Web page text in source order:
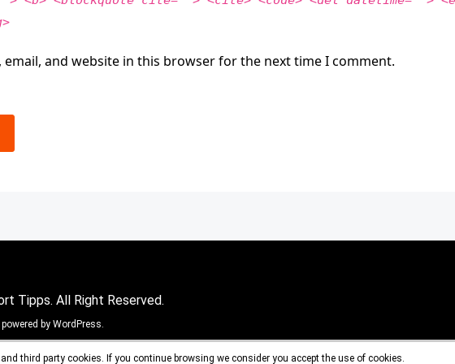
email, and website in this browser for the next time I comment.
Tipps. All Right Reserved.
by WordPress.
third party cookies. If you continue browsing we consider you accept the use of cookies.